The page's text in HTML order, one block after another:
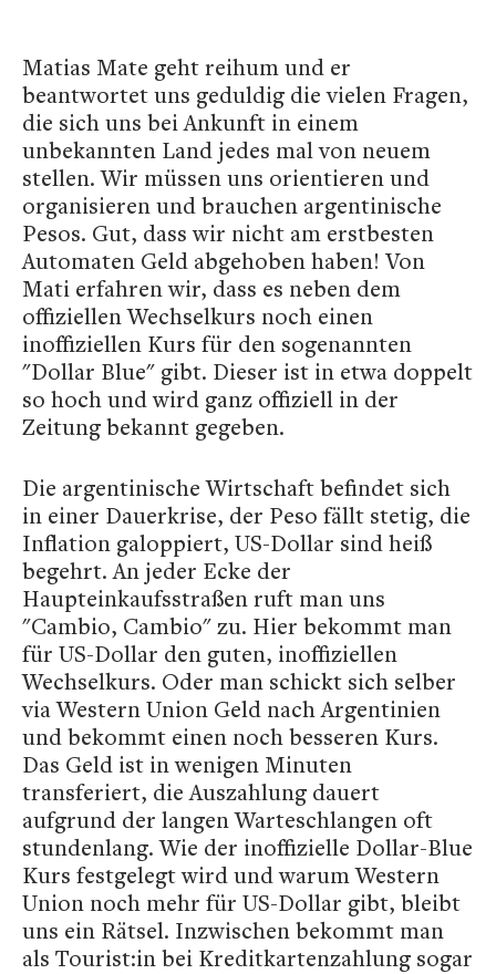
Matias Mate geht reihum und er
beantwortet uns geduldig die vielen Fragen,
die sich uns bei Ankunft in einem
unbekannten Land jedes mal von neuem
stellen. Wir müssen uns orientieren und
organisieren und brauchen argentinische
Pesos. Gut, dass wir nicht am erstbesten
Automaten Geld abgehoben haben! Von
Mati erfahren wir, dass es neben dem
offiziellen Wechselkurs noch einen
inoffiziellen Kurs für den sogenannten
"Dollar Blue" gibt. Dieser ist in etwa doppelt
so hoch und wird ganz offiziell in der
Zeitung bekannt gegeben.
Die argentinische Wirtschaft befindet sich
in einer Dauerkrise, der Peso fällt stetig, die
Inflation galoppiert, US-Dollar sind heiß
begehrt. An jeder Ecke der
Haupteinkaufsstraßen ruft man uns
"Cambio, Cambio" zu. Hier bekommt man
für US-Dollar den guten, inoffiziellen
Wechselkurs. Oder man schickt sich selber
via Western Union Geld nach Argentinien
und bekommt einen noch besseren Kurs.
Das Geld ist in wenigen Minuten
transferiert, die Auszahlung dauert
aufgrund der langen Warteschlangen oft
stundenlang. Wie der inoffizielle Dollar-Blue
Kurs festgelegt wird und warum Western
Union noch mehr für US-Dollar gibt, bleibt
uns ein Rätsel. Inzwischen bekommt man
als Tourist:in bei Kreditkartenzahlung sogar